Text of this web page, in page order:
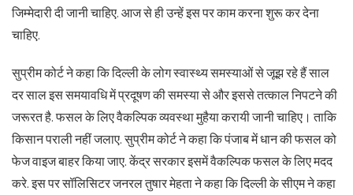
जिम्मेदारी दी जानी चाहिए. आज से ही उन्हें इस पर काम करना शुरू कर देना
चाहिए.
सुप्रीम कोर्ट ने कहा कि दिल्ली के लोग स्वास्थ्य समस्याओं से जूझ रहे हैं साल
दर साल इस समयावधि में प्रदूषण की समस्या से और इससे तत्काल निपटने की
जरूरत है. फसल के लिए वैकल्पिक व्यवस्था मुहैया करायी जानी चाहिए। ताकि
किसान पराली नहीं जलाए. सुप्रीम कोर्ट ने कहा कि पंजाब में धान की फसल को
फेज वाइज बाहर किया जाए. केंद्र सरकार इसमें वैकल्पिक फसल के लिए मदद
करे. इस पर सॉलिसिटर जनरल तुषार मेहता ने कहा कि दिल्ली के सीएम ने कहा